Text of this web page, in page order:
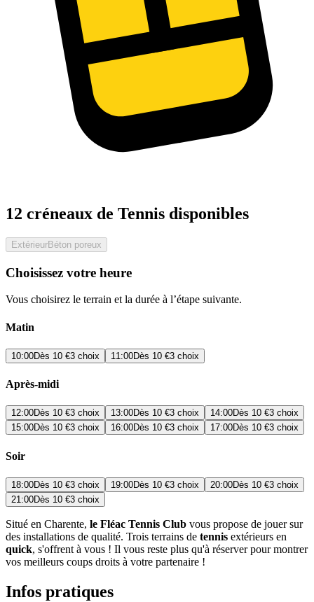
12 créneaux de Tennis disponibles
ExtérieurBéton poreux
Choisissez votre heure
Vous choisirez le terrain et la durée à l’étape suivante.
Matin
10:00Dès 10 €3 choix 11:00Dès 10 €3 choix
Après-midi
12:00Dès 10 €3 choix 13:00Dès 10 €3 choix 14:00Dès 10 €3 choix
15:00Dès 10 €3 choix 16:00Dès 10 €3 choix 17:00Dès 10 €3 choix
Soir
18:00Dès 10 €3 choix 19:00Dès 10 €3 choix 20:00Dès 10 €3 choix
21:00Dès 10 €3 choix
Situé en Charente, le Fléac Tennis Club vous propose de jouer sur
des installations de qualité. Trois terrains de tennis extérieurs en
quick, s'offrent à vous ! Il vous reste plus qu'à réserver pour montrer
vos meilleurs coups droits à votre partenaire !
Infos pratiques